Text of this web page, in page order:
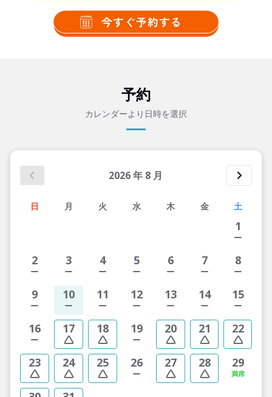
予約
カレンダーより日時を選択
2026年 8 月
日 月 火 水 木 金 土
1
2 3 4 5 6 7 8
9 10 11 12 13 14 15
16 17 18 19 20 21 22
23 24 25 26 27 28 29